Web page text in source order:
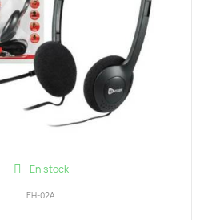
En stock
EH-02A